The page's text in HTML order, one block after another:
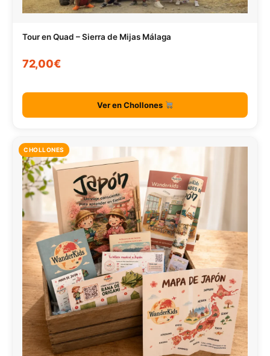
Tour en Quad – Sierra de Mijas Málaga
72,00€
Ver en Chollones
CHOLLONES